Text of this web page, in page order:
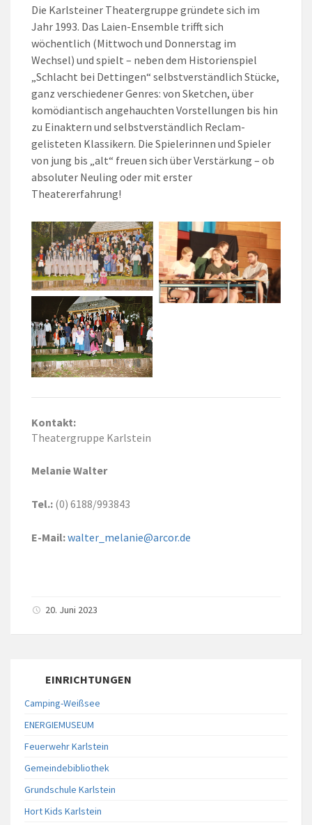
Die Karlsteiner Theatergruppe gründete sich im
Jahr 1993. Das Laien-Ensemble trifft sich
wöchentlich (Mittwoch und Donnerstag im
Wechsel) und spielt – neben dem Historienspiel
„Schlacht bei Dettingen“ selbstverständlich Stücke,
ganz verschiedener Genres: von Sketchen, über
komödiantisch angehauchten Vorstellungen bis hin
zu Einaktern und selbstverständlich Reclam-
gelisteten Klassikern. Die Spielerinnen und Spieler
von jung bis „alt“ freuen sich über Verstärkung – ob
absoluter Neuling oder mit erster
Theatererfahrung!
Kontakt:
Theatergruppe Karlstein
Melanie Walter
Tel.: (0) 6188/993843
E-Mail:walter_melanie@arcor.de
20. Juni 2023
EINRICHTUNGEN
Camping-Weißsee
ENERGIEMUSEUM
Feuerwehr Karlstein
Gemeindebibliothek
Grundschule Karlstein
Hort Kids Karlstein